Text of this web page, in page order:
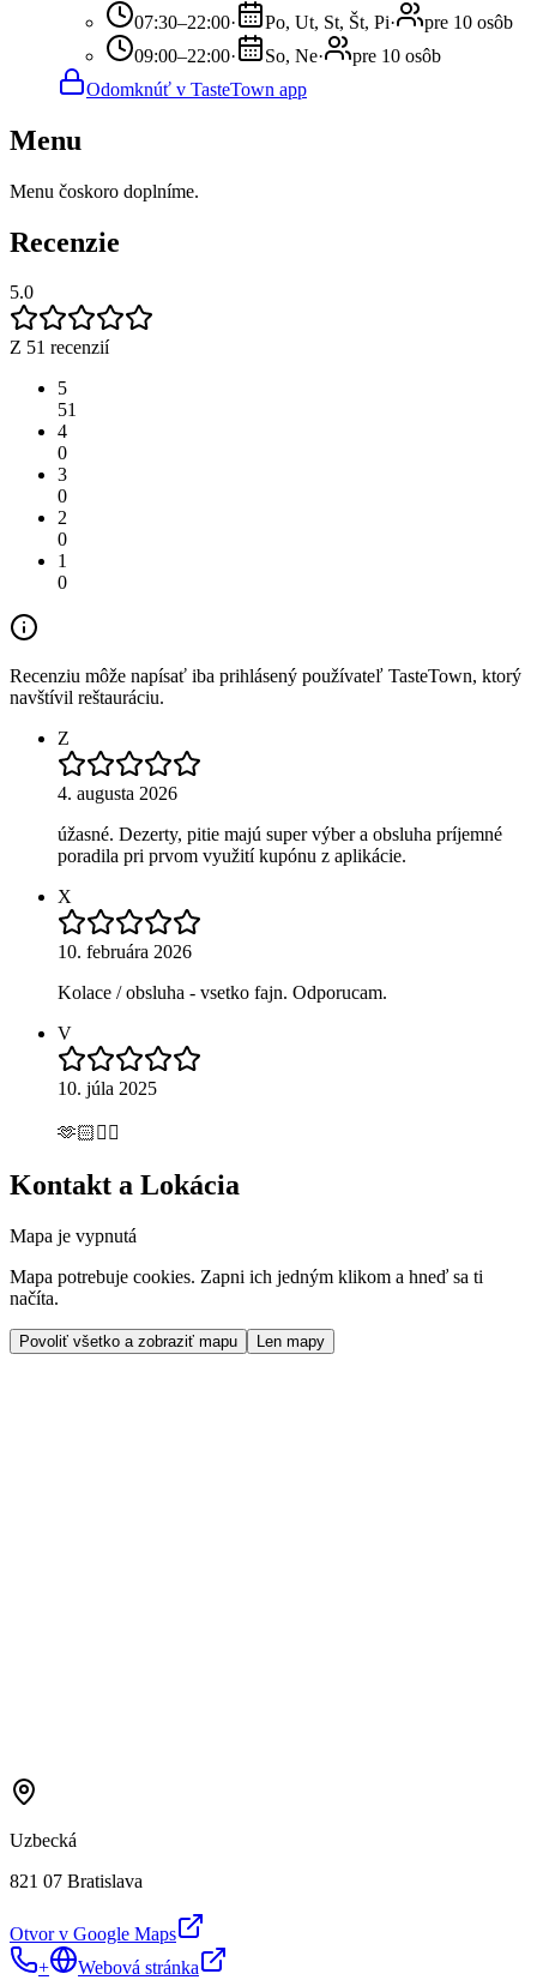
07:30–22:00· Po, Ut, St, Št, Pi·
pre 10 osôb
09:00–22:00· So, Ne·
pre 10 osôb
Odomknúť v TasteTown app
Menu
Menu čoskoro doplníme.
Recenzie
5.0
Z 51 recenzií
5
51
4
0
3
0
2
0
1
0
Recenziu môže napísať iba prihlásený používateľ TasteTown, ktorý
navštívil reštauráciu.
Z
4. augusta 2026
úžasné. Dezerty, pitie majú super výber a obsluha príjemné
poradila pri prvom využití kupónu z aplikácie.
X
10. februára 2026
Kolace / obsluha - vsetko fajn. Odporucam.
V
10. júla 2025
🫶🏻👍🏻
Kontakt a Lokácia
Mapa je vypnutá
Mapa potrebuje cookies. Zapni ich jedným klikom a hneď sa ti
načíta.
Povoliť všetko a zobraziť mapu Len mapy
Uzbecká
821 07 Bratislava
Otvor v Google Maps
+
Webová stránka